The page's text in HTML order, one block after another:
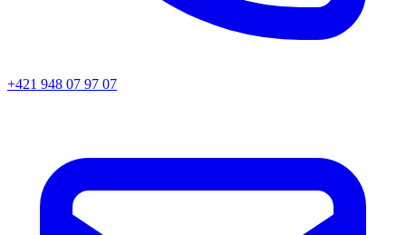
+421 948 07 97 07